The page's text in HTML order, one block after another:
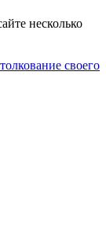
несколько
своего